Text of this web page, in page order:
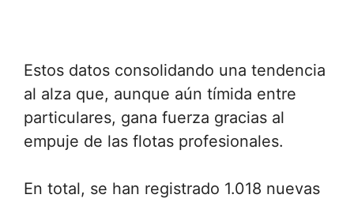
Estos datos consolidando una tendencia
al alza que, aunque aún tímida entre
particulares, gana fuerza gracias al
empuje de las flotas profesionales.
En total, se han registrado 1.018 nuevas